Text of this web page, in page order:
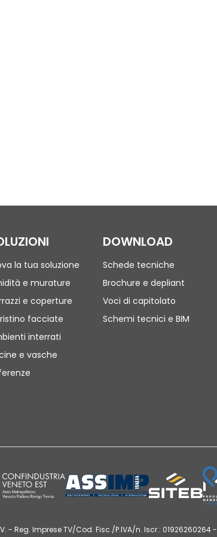
la tua soluzione
e murature
e coperture
facciate
interrati
e vasche
DOWNLOAD
Schede tecniche
Brochure e depliant
Voci di capitolato
Schemi tecnici e BIM
- Reg. Imprese TV/Cod. Fisc./P.IVA/n. Iscr.: 01926260264 -